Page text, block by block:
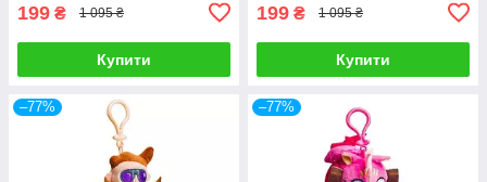
199 ₴ 1 095 ₴
Купити
199 ₴ 1 095 ₴
Купити
–77% –77%